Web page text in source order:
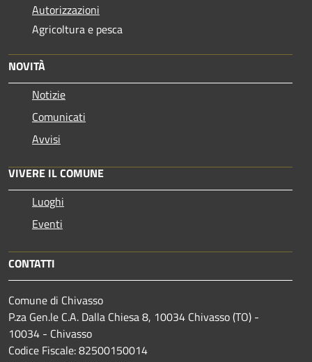
Autorizzazioni
Agricoltura e pesca
NOVITÀ
Notizie
Comunicati
Avvisi
VIVERE IL COMUNE
Luoghi
Eventi
CONTATTI
Comune di Chivasso
P.za Gen.le C.A. Dalla Chiesa 8, 10034 Chivasso (TO) -
10034 - Chivasso
Codice Fiscale: 82500150014